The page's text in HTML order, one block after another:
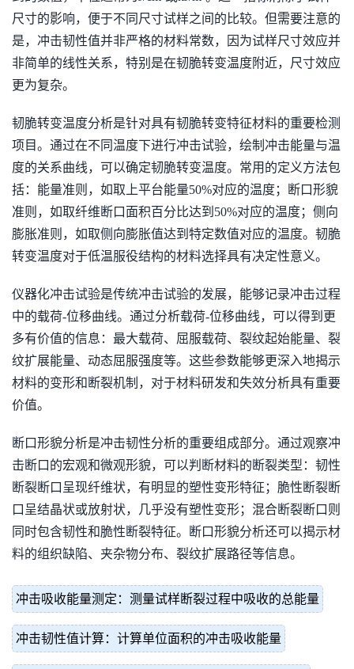
尺寸的影响，便于不同尺寸试样之间的比较。但需要注意的
是，冲击韧性值并非严格的材料常数，因为试样尺寸效应并
非简单的线性关系，特别是在韧脆转变温度附近，尺寸效应
更为复杂。
韧脆转变温度分析是针对具有韧脆转变特征材料的重要检测
项目。通过在不同温度下进行冲击试验，绘制冲击能量与温
度的关系曲线，可以确定韧脆转变温度。常用的定义方法包
括：能量准则，如取上平台能量50%对应的温度；断口形貌
准则，如取纤维断口面积百分比达到50%对应的温度；侧向
膨胀准则，如取侧向膨胀值达到特定数值对应的温度。韧脆
转变温度对于低温服役结构的材料选择具有决定性意义。
仪器化冲击试验是传统冲击试验的发展，能够记录冲击过程
中的载荷-位移曲线。通过分析载荷-位移曲线，可以得到更
多有价值的信息：最大载荷、屈服载荷、裂纹起始能量、裂
纹扩展能量、动态屈服强度等。这些参数能够更深入地揭示
材料的变形和断裂机制，对于材料研发和失效分析具有重要
价值。
断口形貌分析是冲击韧性分析的重要组成部分。通过观察冲
击断口的宏观和微观形貌，可以判断材料的断裂类型：韧性
断裂断口呈现纤维状，有明显的塑性变形特征；脆性断裂断
口呈结晶状或放射状，几乎没有塑性变形；混合断裂断口则
同时包含韧性和脆性断裂特征。断口形貌分析还可以揭示材
料的组织缺陷、夹杂物分布、裂纹扩展路径等信息。
冲击吸收能量测定：测量试样断裂过程中吸收的总能量
冲击韧性值计算：计算单位面积的冲击吸收能量